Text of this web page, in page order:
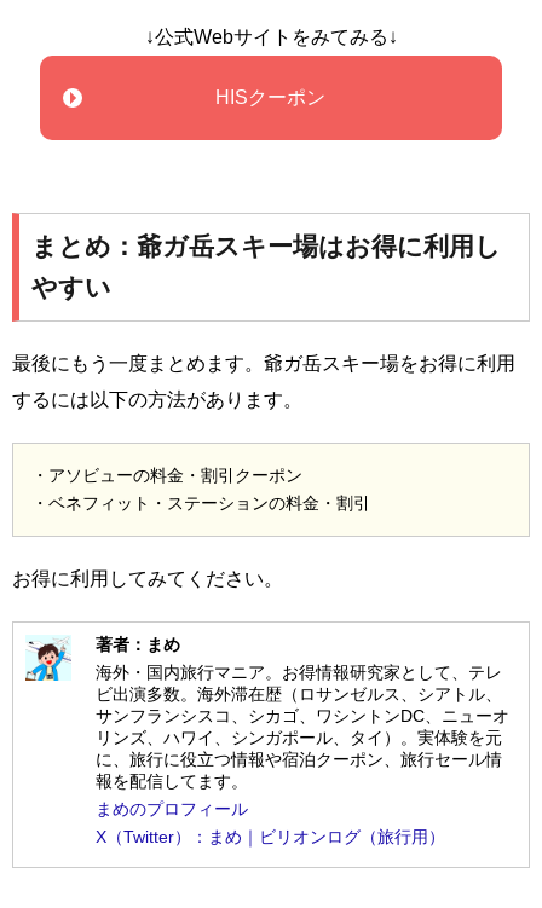
↓公式Webサイトをみてみる↓
HISクーポン
まとめ：爺ガ岳スキー場はお得に利用し
やすい
最後にもう一度まとめます。爺ガ岳スキー場をお得に利用
するには以下の方法があります。
・アソビューの料金・割引クーポン
・ベネフィット・ステーションの料金・割引
お得に利用してみてください。
著者：まめ
海外・国内旅行マニア。お得情報研究家として、テレ
ビ出演多数。海外滞在歴（ロサンゼルス、シアトル、
サンフランシスコ、シカゴ、ワシントンDC、ニューオ
リンズ、ハワイ、シンガポール、タイ）。実体験を元
に、旅行に役立つ情報や宿泊クーポン、旅行セール情
報を配信してます。
まめのプロフィール
X（Twitter）：まめ｜ビリオンログ（旅行用）